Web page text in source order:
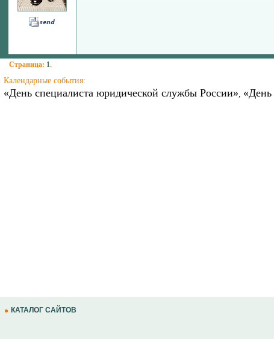
Страница: 1.
Календарные события:
«День специалиста юридической службы России»,
КАТАЛОГ САЙТОВ